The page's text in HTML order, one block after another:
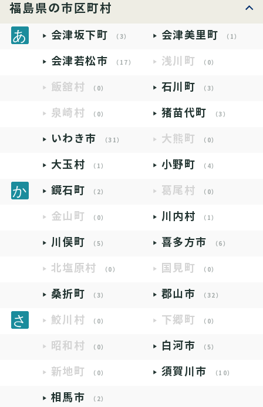
福島県の市区町村
会津坂下町 （3） 会津美里町 （1）
会津若松市 （17） 浅川町 （0）
飯舘村 （0） 石川町 （3）
泉崎村 （0） 猪苗代町 （3）
いわき市 （31） 大熊町 （0）
大玉村 （1） 小野町 （4）
鏡石町 （2） 葛尾村 （0）
金山町 （0） 川内村 （1）
川俣町 （5） 喜多方市 （6）
北塩原村 （0） 国見町 （0）
桑折町 （3） 郡山市 （32）
鮫川村 （0） 下郷町 （0）
昭和村 （0） 白河市 （5）
新地町 （0） 須賀川市 （10）
相馬市 （2）